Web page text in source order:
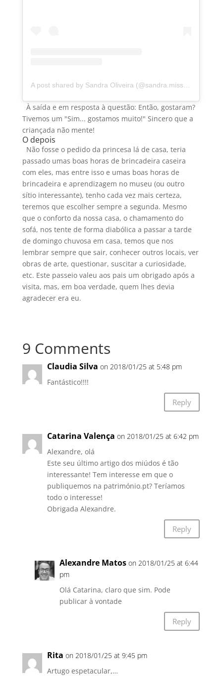
À saída e em resposta à questão: Então, gostaram?
Tivemos um "Sim... gostamos muito!" Sincero que a
criançada não mente!
O depois
Não fosse o pedido da princesa lá de casa, teria
passado umas boas horas de brincadeira caseira
com eles, mas entre isso e umas boas horas de
brincadeira e aprendizagem no museu (ou outro
sítio interessante), tenho cada vez mais certeza,
teremos que escolher sempre a segunda. Mesmo
que o conforto da nossa casa, o chamamento do
sofá, nos tente de forma diabólica a passar a tarde
de domingo chuvosa em casa, temos que nos
lembrar sempre que sair, conhecer outros locais, ver
obras de arte, questionar, suscitar a curiosidade,
etc. Este passeio valeu aos pais um obrigado após a
visita, mas, em boa verdade, quem lhes devia
agradecer era eu.
9 Comments
Claudia Silva on 2018/01/25 at 5:48 pm
Fantástico!!!!
Reply
Catarina Valença on 2018/01/25 at 6:42 pm
Alexandre, olá
Este seu último artigo dos miúdos é tão
interessante! Tem interesse em que o
publiquemos na património.pt? Teríamos
todo o interesse!
Obrigada Alexandre.
Reply
Alexandre Matos on 2018/01/25 at 6:44
pm
Olá Catarina, claro que sim. Pode
publicar à vontade
Reply
Rita on 2018/01/25 at 9:45 pm
Artugo espetacular,…